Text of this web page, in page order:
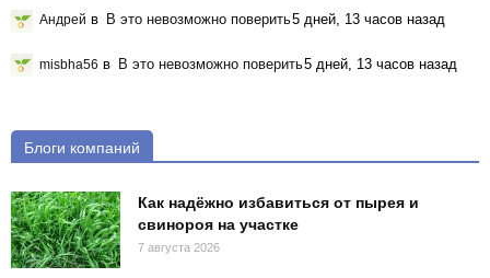
Андрей в В это невозможно поверить5 дней, 13 часов назад
misbha56 в В это невозможно поверить5 дней, 13 часов назад
Блоги компаний
Как надёжно избавиться от пырея и
свинороя на участке
7 августа 2026